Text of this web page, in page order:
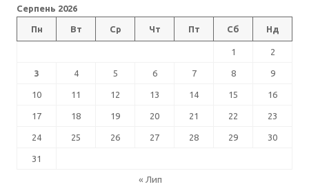
Серпень 2026
Пн Вт Ср Чт Пт Сб Нд
1 2
3 4 5 6 7 8 9
10 11 12 13 14 15 16
17 18 19 20 21 22 23
24 25 26 27 28 29 30
31
« Лип